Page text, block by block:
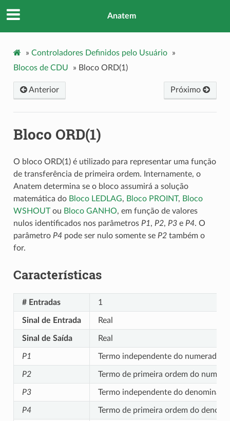
Anatem
» Controladores Definidos pelo Usuário
»
Blocos de CDU
» Bloco ORD(1)
Próximo
Anterior
Bloco ORD(1)
O bloco ORD(1) é utilizado para representar uma função
de transferência de primeira ordem. Internamente, o
Anatem determina se o bloco assumirá a solução
matemática do Bloco LEDLAG, Bloco PROINT, Bloco
WSHOUTou Bloco GANHO, em função de valores
nulos identificados nos parâmetros P1, P2, P3e P4. O
parâmetro P4pode ser nulo somente se P2também o
for.
Características
# Entradas 1
Sinal de Entrada Real
Sinal de Saída Real
P1 Termo independente do numerador
P2 Termo de primeira ordem do
P3 Termo independente do
P4 Termo de primeira ordem do